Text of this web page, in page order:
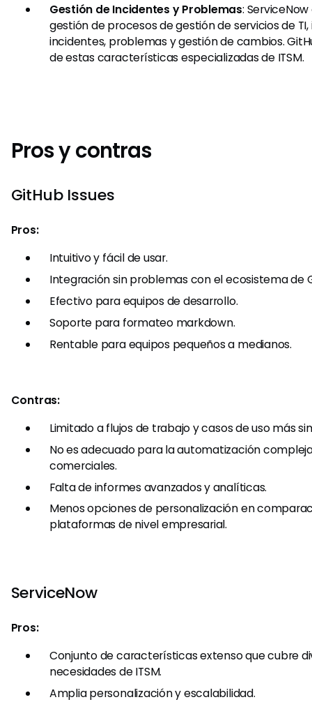
Gestión de Incidentes y Problemas:
gestión de procesos de gestión de servicios de TI,
incidentes, problemas y gestión de cambios.
de estas características especializadas de ITSM.
Pros y contras
GitHub Issues
Pros:
Intuitivo y fácil de usar.
Integración sin problemas con el ecosistema de
Efectivo para equipos de desarrollo.
Soporte para formateo markdown.
Rentable para equipos pequeños a medianos.
Contras:
Limitado a flujos de trabajo y casos de uso más
No es adecuado para la automatización
comerciales.
Falta de informes avanzados y analíticas.
Menos opciones de personalización en
plataformas de nivel empresarial.
ServiceNow
Pros:
Conjunto de características extenso que cubre
necesidades de ITSM.
Amplia personalización y escalabilidad.